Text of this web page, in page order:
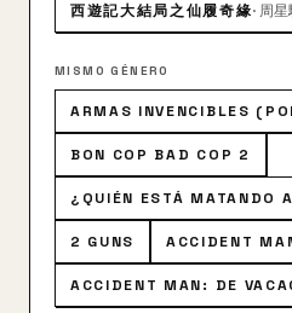
西遊記大結局之仙履奇緣· 周星
MISMO GÉNERO
ARMAS INVENCIBLES
BON COP BAD COP 2
¿QUIÉN ESTÁ MATANDO
2 GUNS ACCIDENT
ACCIDENT MAN: DE